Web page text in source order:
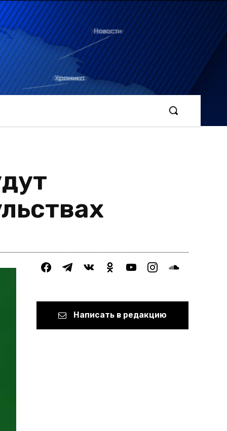
facebooktelegramvkontakteodnoklassniki
youtubeinstagramsoundcloud
Написать в редакцию